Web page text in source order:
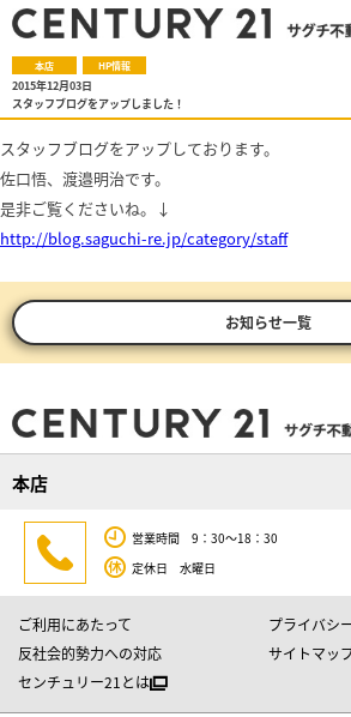
本店 HP情報
2015年12月03日
スタッフブログをアップしました！
スタッフブログをアップしております。
佐口悟、渡邉明治です。
是非ご覧くださいね。↓
http://blog.saguchi-re.jp/category/staff
お知らせ一覧
本店
営業時間 9：30～18：30
定休日 水曜日
ご利用にあたって
プライバシ
反社会的勢力への対応
サイトマッ
センチュリー21とは